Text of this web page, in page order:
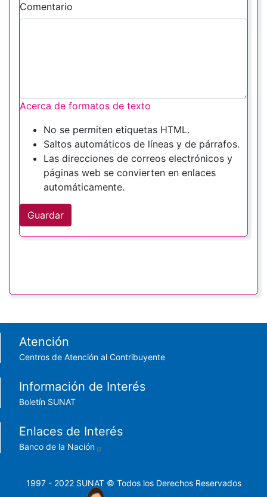
Comentario
Acerca de formatos de texto
No se permiten etiquetas HTML.
Saltos automáticos de líneas y de párrafos.
Las direcciones de correos electrónicos y
páginas web se convierten en enlaces
automáticamente.
Guardar
Footer menu
Atención
Centros de Atención al Contribuyente
Información de Interés
Boletín SUNAT
Enlaces de Interés
Banco de la Nación
1997 - 2022 SUNAT © Todos los Derechos Reservados